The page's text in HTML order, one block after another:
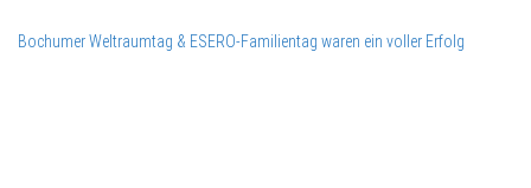
Bochumer Weltraumtag & ESERO-Familientag waren ein voller Erfolg